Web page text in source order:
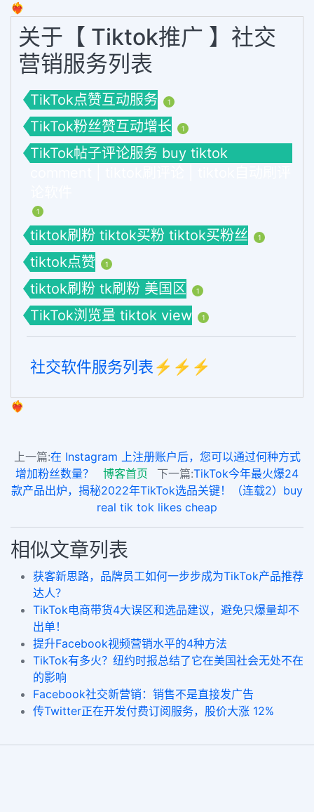
❤️‍🔥
关于【 Tiktok推广 】社交
营销服务列表
TikTok点赞互动服务 1
TikTok粉丝赞互动增长 1
TikTok帖子评论服务 buy tiktok
1
tiktok刷粉 tiktok买粉 tiktok买粉丝 1
tiktok点赞 1
tiktok刷粉 tk刷粉 美国区 1
TikTok浏览量 tiktok view 1
社交软件服务列表⚡️⚡️⚡️
❤️‍🔥
上一篇:在 Instagram 上注册账户后，您可以通过何种方式
增加粉丝数量？
博客首页 下一篇:TikTok今年最火爆24
款产品出炉，揭秘2022年TikTok选品关键！（连载2）buy
real tik tok likes cheap
相似文章列表
获客新思路，品牌员工如何一步步成为TikTok产品推荐
达人？
TikTok电商带货4大误区和选品建议，避免只爆量却不
出单！
提升Facebook视频营销水平的4种方法
TikTok有多火？纽约时报总结了它在美国社会无处不在
的影响
Facebook社交新营销：销售不是直接发广告
传Twitter正在开发付费订阅服务，股价大涨 12%